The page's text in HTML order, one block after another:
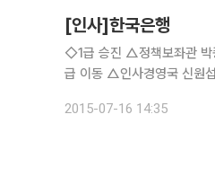
[인사]한국은행
◇1급 승진 △정책보좌관 박
급 이동 △인사경영국 신원섭 △인재개발원 김일환 이희원 ◇ 2
2015-07-16 14:35